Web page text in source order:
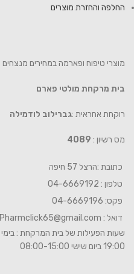
החלפה והחזרת מוצרים
מוצרי טיפוח ופארמה במחירים מנצחים
בית מרקחת מולטי פארם
רוקחת אחראית :גברילוב לודמילה
מס רשיון : 4089
כתובת :הרצל 57 חיפה
טלפון : 04-6669192
פקס: 04-6669196
דואל : Pharmclick65@gmail.com
19:00 ביום שישי 08:00-15:00